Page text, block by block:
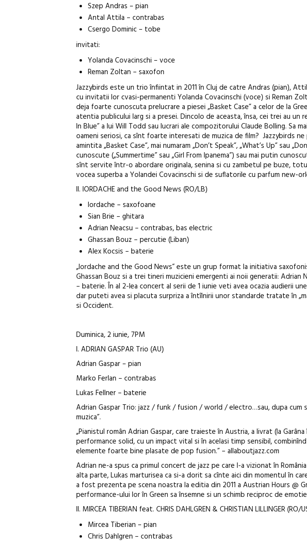
Szep Andras – pian
Antal Attila – contrabas
Csergo Dominic – tobe
invitati:
Yolanda Covacinschi – voce
Reman Zoltan – saxofon
Jazzybirds este un trio înfiintat in 2011 în Cluj de catre Andras (pian),
cu invitatii lor cvasi-permanenti Yolanda Covacinschi (voce) si Reman
deja foarte cunoscuta prelucrare a piesei „Basket Case” a celor de la
atentia publicului larg si a presei. Dincolo de aceasta, însa, cei trei au
In Blue” a lui Will Todd sau lucrari ale compozitorului Claude Bolling. Sa
oameni seriosi, ca sînt foarte interesati de muzica de film? Jazzybirds
amintita „Basket Case”, mai numaram „Don’t Speak”, „What’s Up” sau
cunoscute („Summertime” sau „Girl From Ipanema”) sau mai putin
sînt servite într-o abordare originala, senina si cu zambetul pe buze,
vocea superba a Yolandei Covacinschi si de suflatorile cu parfum new-
II. IORDACHE and the Good News (RO/LB)
Iordache – saxofoane
Sian Brie – ghitara
Adrian Neacsu – contrabas, bas electric
Ghassan Bouz – percutie (Liban)
Alex Kocsis – baterie
„Iordache and the Good News” este un grup format la initiativa
Ghassan Bouz si a trei tineri muzicieni emergenti ai noii generatii: Adrian
– baterie. În al 2-lea concert al serii de 1 iunie veti avea ocazia audierii
dar puteti avea si placuta surpriza a întîlnirii unor standarde tratate în
si Occident.
Duminica, 2 iunie, 7PM
I. ADRIAN GASPAR Trio (AU)
Adrian Gaspar – pian
Marko Ferlan – contrabas
Lukas Fellner – baterie
Adrian Gaspar Trio: jazz / funk / fusion / world / electro…sau, dupa cum
muzica”.
„Pianistul român Adrian Gaspar, care traieste în Austria, a livrat (la
performance solid, cu un impact vital si în acelasi timp sensibil,
elemente foarte bine plasate de pop fusion.” – allaboutjazz.com
Adrian ne-a spus ca primul concert de jazz pe care l-a vizionat în
alta parte, Lukas marturisea ca si-a dorit sa cînte aici din momentul în
a fost prezenta pe scena noastra la editia din 2011 a Austrian Hours @
performance-ului lor în Green sa însemne si un schimb reciproc de
II. MIRCEA TIBERIAN feat. CHRIS DAHLGREN & CHRISTIAN LILLINGER (RO/
Mircea Tiberian – pian
Chris Dahlgren – contrabas